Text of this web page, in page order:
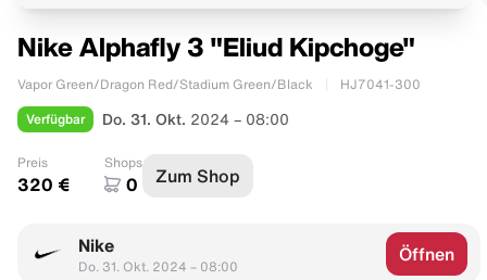
Nike Alphafly 3 "Eliud Kipchoge"
Vapor Green/Dragon Red/Stadium Green/Black HJ7041-300
Verfügbar Do. 31. Okt. 2024 – 08:00
Preis
320 €
Shops
0 Zum Shop
Nike
Do. 31. Okt. 2024 – 08:00
Öffnen